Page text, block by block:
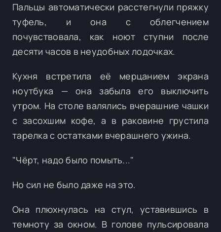
Пальцы автоматически расстегнули пряжку
туфель, и она с облегчением
почувствовала, как ноют ступни после
десяти часов в неудобных лодочках.
Кухня встретила её мерцанием экрана
ноутбука — она забыла его выключить
утром. На столе валялись вчерашние чашки
с засохшим кофе, а в раковине грустила
тарелка с остатками вчерашнего ужина.
"Чёрт, надо было помыть..."
Но сил не было даже на это.
Она плюхнулась на стул, уставившись в
темноту за окном. В голове пульсировала